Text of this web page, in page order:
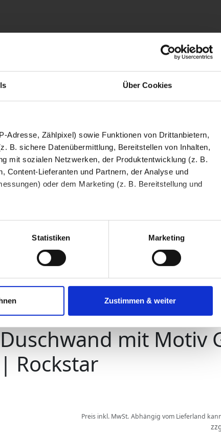
Über Cookies
Adresse, Zählpixel) sowie Funktionen von Drittanbietern,
B. sichere Datenübermittlung, Bereitstellen von Inhalten,
mit sozialen Netzwerken, der Produktentwicklung (z. B.
Content-Lieferanten und Partnern, der Analyse und
oder dem Marketing (z. B. Bereitstellung und
Link "Cookies" am Seitenende können Sie mehr über
gewünschten Einstellungen vornehmen.
Verarbeitung Ihrer personenbezogenen Daten zu den
Statistiken Marketing
Zustimmen & weiter
Duschwand mit Motiv
| Rockstar
Preis inkl. MwSt. Abhängig vom Lieferland